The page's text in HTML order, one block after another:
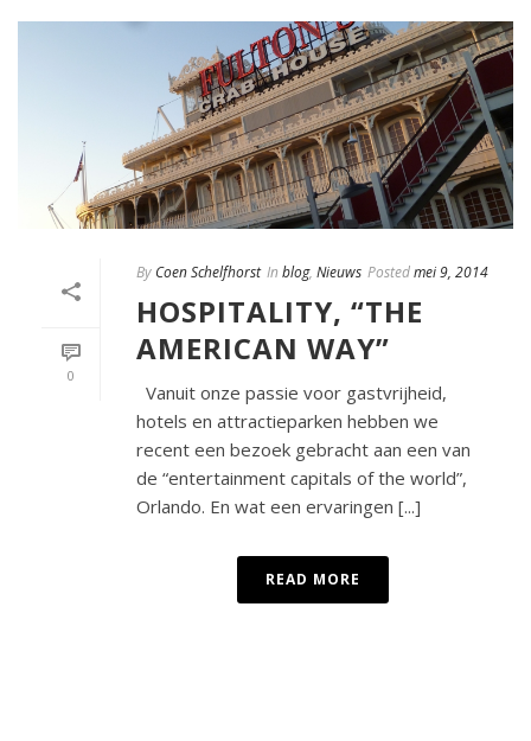
0
By Coen Schelfhorst In blog, Nieuws Postedmei 9, 2014
HOSPITALITY, “THE
AMERICAN WAY”
Vanuit onze passie voor gastvrijheid,
hotels en attractieparken hebben we
recent een bezoek gebracht aan een van
de “entertainment capitals of the world”,
Orlando. En wat een ervaringen [...]
READ MORE